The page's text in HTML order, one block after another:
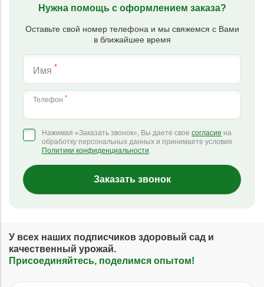
Нужна помощь с оформлением заказа?
Оставьте свой номер телефона и мы свяжемся с Вами
в ближайшее время
Имя *
Телефон *
Нажимая «Заказать звонок», Вы даете свое согласие на
обработку персональных данных и принимаете условия
Политики конфиденциальности.
Заказать звонок
У всех наших подписчиков здоровый сад и
качественный урожай.
Присоединяйтесь, поделимся опытом!